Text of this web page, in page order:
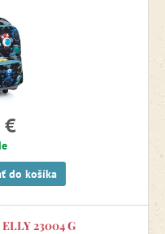
zárukou
€
do košíka
23004 G